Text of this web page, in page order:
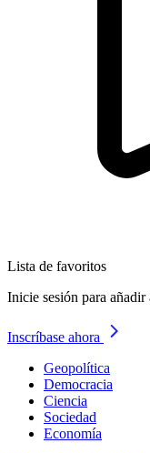
Lista de favoritos
Inicie sesión para añadir
Inscríbase ahora
Geopolítica
Democracia
Ciencia
Sociedad
Economía